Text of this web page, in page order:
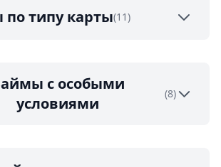
типу карты(11)
с особыми
условиями
(8)